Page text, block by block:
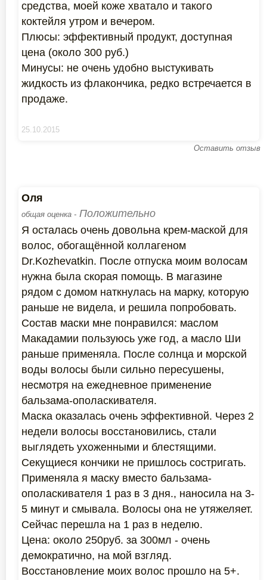
средства, моей коже хватало и такого
коктейля утром и вечером.
Плюсы: эффективный продукт, доступная
цена (около 300 руб.)
Минусы: не очень удобно выстукивать
жидкость из флакончика, редко встречается в
продаже.
25.10.2015
Оставить отзыв
Оля
общая оценка - Положительно
Я осталась очень довольна крем-маской для
волос, обогащённой коллагеном
Dr.Kozhevatkin. После отпуска моим волосам
нужна была скорая помощь. В магазине
рядом с домом наткнулась на марку, которую
раньше не видела, и решила попробовать.
Состав маски мне понравился: маслом
Макадамии пользуюсь уже год, а масло Ши
раньше применяла. После солнца и морской
воды волосы были сильно пересушены,
несмотря на ежедневное применение
бальзама-ополаскивателя.
Маска оказалась очень эффективной. Через 2
недели волосы восстановились, стали
выглядеть ухоженными и блестящими.
Секущиеся кончики не пришлось состригать.
Применяла я маску вместо бальзама-
ополаскивателя 1 раз в 3 дня., наносила на 3-
5 минут и смывала. Волосы она не утяжеляет.
Сейчас перешла на 1 раз в неделю.
Цена: около 250руб. за 300мл - очень
демократично, на мой взгляд.
Восстановление моих волос прошло на 5+.